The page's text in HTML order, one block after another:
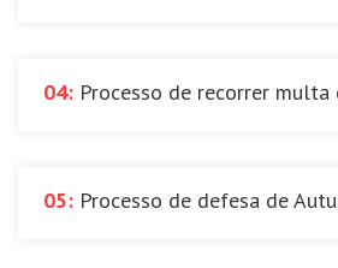
04: Processo de recorrer multa
05: Processo de defesa de